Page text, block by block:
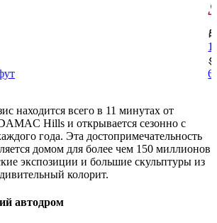
находится всего в 11 минутах от
Hills и открывается сезонно с
года. Эта достопримечательность
домом для более чем 150 миллионов
экспозиции и большие скульптуры из
колорит.
автодром